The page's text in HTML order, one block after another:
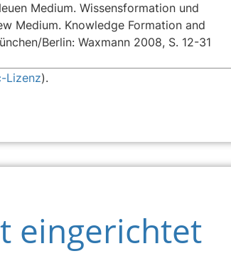
Medium. Wissensformation und
Medium. Knowledge Formation and
Berlin: Waxmann 2008, S. 12-31
Lizenz).
eingerichtet